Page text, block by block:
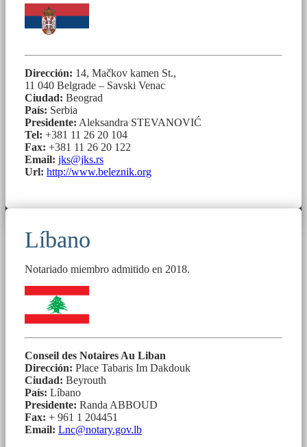
Dirección: 14, Mačkov kamen St.,
11 040 Belgrade – Savski Venac
Ciudad: Beograd
País: Serbia
Presidente: Aleksandra STEVANOVIĆ
Tel: +381 11 26 20 104
Fax: +381 11 26 20 122
Email: jks@jks.rs
Url: http://www.beleznik.org
Líbano
Notariado miembro admitido en 2018.
Conseil des Notaires Au Liban
Dirección: Place Tabaris Im Dakdouk
Ciudad: Beyrouth
País: Líbano
Presidente: Randa ABBOUD
Fax: + 961 1 204451
Email: Lnc@notary.gov.lb